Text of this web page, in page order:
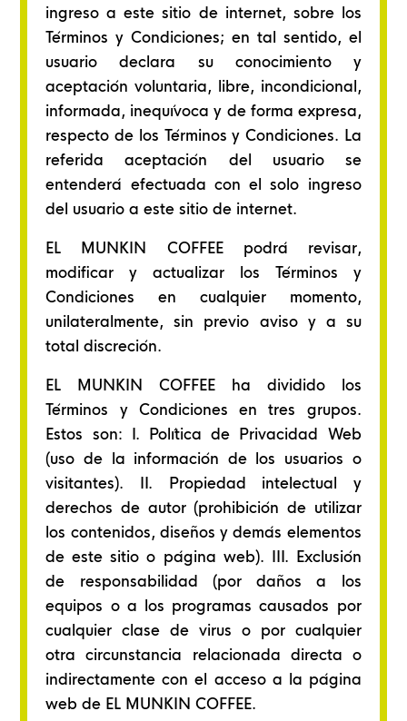
ingreso a este sitio de internet, sobre los
Términos y Condiciones; en tal sentido, el
usuario declara su conocimiento y
aceptación voluntaria, libre, incondicional,
informada, inequívoca y de forma expresa,
respecto de los Términos y Condiciones. La
referida aceptación del usuario se
entenderá efectuada con el solo ingreso
del usuario a este sitio de internet.
EL MUNKIN COFFEE podrá revisar,
modificar y actualizar los Términos y
Condiciones en cualquier momento,
unilateralmente, sin previo aviso y a su
total discreción.
EL MUNKIN COFFEE ha dividido los
Términos y Condiciones en tres grupos.
Estos son: I. Política de Privacidad Web
(uso de la información de los usuarios o
visitantes). II. Propiedad intelectual y
derechos de autor (prohibición de utilizar
los contenidos, diseños y demás elementos
de este sitio o página web). III. Exclusión
de responsabilidad (por daños a los
equipos o a los programas causados por
cualquier clase de virus o por cualquier
otra circunstancia relacionada directa o
indirectamente con el acceso a la página
web de EL MUNKIN COFFEE.